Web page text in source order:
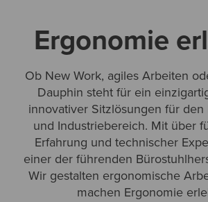
Ergonomie
Ob New Work, agiles Arbeiten
Dauphin steht für ein
innovativer Sitzlösungen für den
und Industriebereich. Mit über
Erfahrung und technischer
einer der führenden
Wir gestalten ergonomische
machen Ergonomie